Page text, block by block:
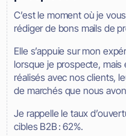
C’est le moment où je
rédiger de bons mails de
Elle s’appuie sur mon
lorsque je prospecte,
réalisés avec nos clients,
de marchés que nous
Je rappelle le taux
cibles B2B : 62%.